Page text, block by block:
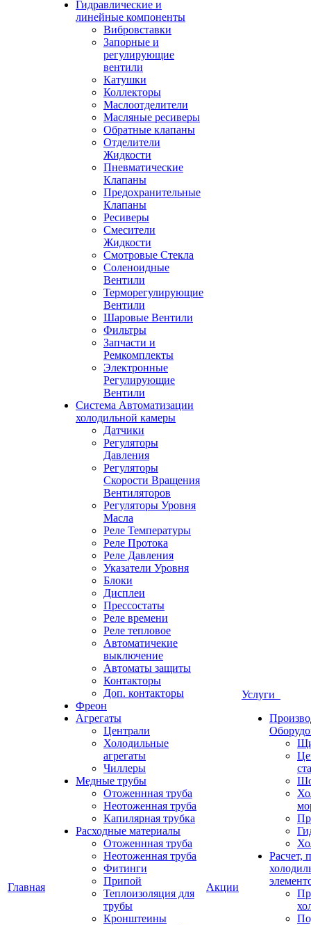
Главная
Гидравлические и
линейные компоненты
Вибровставки
Запорные и
регулирующие
вентили
Катушки
Коллекторы
Маслоотделители
Масляные ресиверы
Обратные клапаны
Отделители
Жидкости
Пневматические
Клапаны
Предохранительные
Клапаны
Ресиверы
Смесители
Жидкости
Смотровые Стекла
Соленоидные
Вентили
Терморегулирующие
Вентили
Шаровые Вентили
Фильтры
Запчасти и
Ремкомплекты
Электронные
Регулирующие
Вентили
Система Автоматизации
холодильной камеры
Датчики
Регуляторы
Давления
Регуляторы
Скорости Вращения
Вентиляторов
Регуляторы Уровня
Масла
Реле Температуры
Реле Протока
Реле Давления
Указатели Уровня
Блоки
Дисплеи
Прессостаты
Реле времени
Реле тепловое
Автоматичекие
выключение
Автоматы защиты
Контакторы
Доп. контакторы
Фреон
Агрегаты
Централи
Холодильные
агрегаты
Чиллеры
Медные трубы
Отоженнная труба
Неотоженная труба
Капилярная трубка
Расходные материалы
Отоженнная труба
Неотоженная труба
Фитинги
Припой
Теплоизоляция для
трубы
Кронштеины
Акции
Услуги
Расчет,